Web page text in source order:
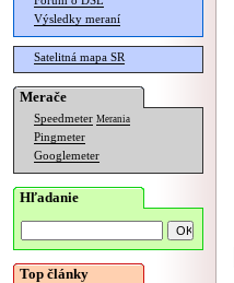
Výsledky meraní
Satelitná mapa SR
Merače
Speedmeter Merania
Pingmeter
Googlemeter
Hľadanie
Top články